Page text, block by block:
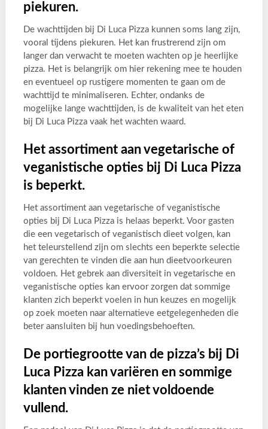
piekuren.
De wachttijden bij Di Luca Pizza kunnen soms lang zijn,
vooral tijdens piekuren. Het kan frustrerend zijn om
langer dan verwacht te moeten wachten op je heerlijke
pizza. Het is belangrijk om hier rekening mee te houden
en eventueel op rustigere momenten te gaan om de
wachttijd te minimaliseren. Echter, ondanks de
mogelijke lange wachttijden, is de kwaliteit van het eten
bij Di Luca Pizza vaak het wachten waard.
Het assortiment aan vegetarische of
veganistische opties bij Di Luca Pizza
is beperkt.
Het assortiment aan vegetarische of veganistische
opties bij Di Luca Pizza is helaas beperkt. Voor gasten
die een vegetarisch of veganistisch dieet volgen, kan
het teleurstellend zijn om slechts een beperkte selectie
van gerechten te vinden die aan hun dieetvoorkeuren
voldoen. Het gebrek aan diversiteit in vegetarische en
veganistische opties kan ervoor zorgen dat sommige
klanten zich beperkt voelen in hun keuzes en mogelijk
op zoek moeten naar alternatieve eetgelegenheden die
beter aansluiten bij hun voedingsbehoeften.
De portiegrootte van de pizza’s bij Di
Luca Pizza kan variëren en sommige
klanten vinden ze niet voldoende
vullend.